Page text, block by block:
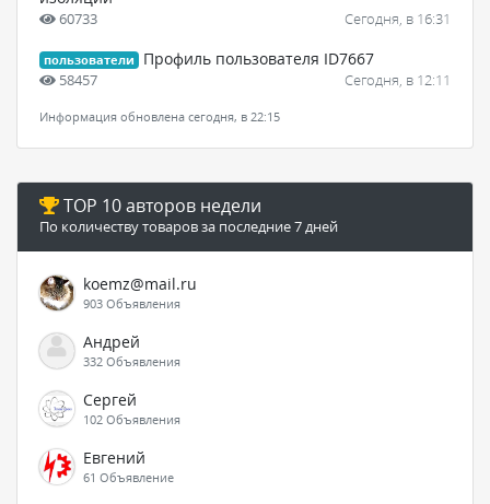
60733 Сегодня, в 16:31
пользователи Профиль пользователя ID7667
58457 Сегодня, в 12:11
Информация обновлена сегодня, в 22:15
TOP 10 авторов недели
По количеству товаров за последние 7 дней
koemz@mail.ru
903 Объявления
Андрей
332 Объявления
Сергей
102 Объявления
Евгений
61 Объявление